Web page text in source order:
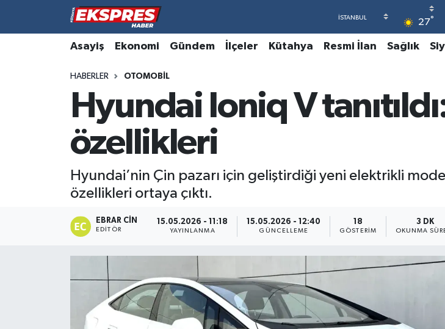
27°
Asayiş Ekonomi Gündem İlçeler Kütahya Resmi İlan Sağlık
HABERLER OTOMOBIL
Hyundai Ioniq V
özellikleri
Hyundai’nin Çin pazarı için geliştirdiği yeni elektrikli
özellikleri ortaya çıktı.
EBRAR CIN
EDITÖR
15.05.2026 - 11:18
YAYINLANMA
15.05.2026 - 12:40
GÜNCELLEME
18
GÖSTERIM
3 DK
OKUNMA
Altıntaş
Aslanapa
Biyografiler
Domaniç
Hava Durumu
Trafik Durumu
Süper Lig Puan Durumu ve Fikstür
Tüm Manşetler
Son Dakika Haberleri